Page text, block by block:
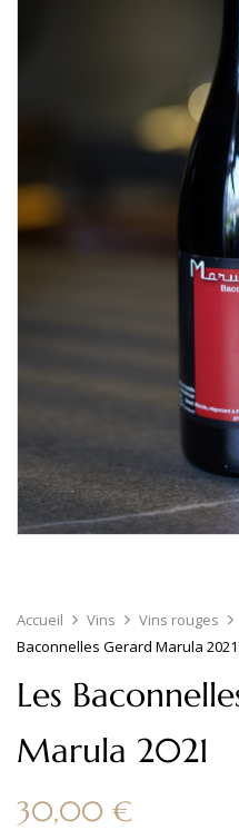
Accueil Vins Vins rouges
Baconnelles Gerard Marula 2021
Les
Marula 2021
30,00 €